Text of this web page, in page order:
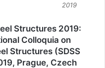
2019
Structures 2019:
Colloquia on
Structures (SDSS
Prague, Czech